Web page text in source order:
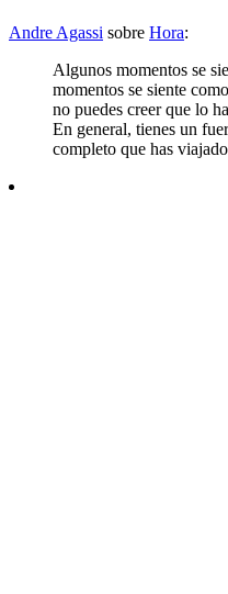
Andre Agassi sobre Hora:
Algunos momentos se
momentos se siente
no puedes creer que lo
En general, tienes un
completo que has